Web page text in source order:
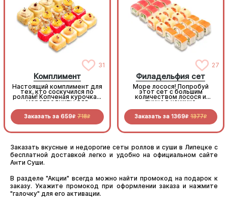
31
Комплимент
Настоящий комплимент для
тех, кто соскучился по
роллам! Копченая курочка и
морепродукты для
Заказать за 659R 718R
27
Филадельфия сет
Море лосося! Попробуй
этот сет с большим
количеством лосося и
тунца в начинке
Заказать за 1369R 1377R
Заказать вкусные и недорогие сеты роллов и суши в Липецке с
бесплатной доставкой легко и удобно на официальном сайте
Анти Суши.
В разделе "Акции" всегда можно найти промокод на подарок к
заказу. Укажите промокод при оформлении заказа и нажмите
"галочку" для его активации.